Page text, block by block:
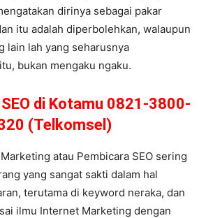
dirinya sebagai pakar
itu adalah diperbolehkan, walaupun
lain lah yang seharusnya
bukan mengaku ngaku.
di Kotamu 0821-3800-
(Telkomsel)
atau Pembicara SEO sering
yang sangat sakti dalam hal
terutama di keyword neraka, dan
ilmu Internet Marketing dengan